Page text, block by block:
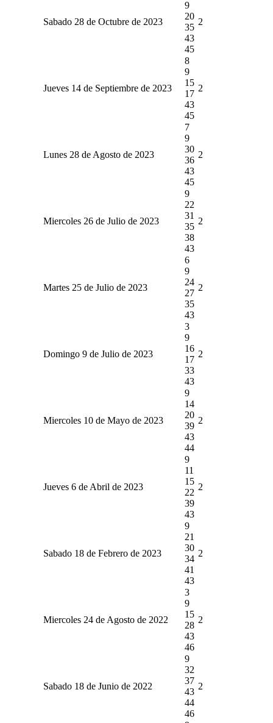
Sabado 28 de Octubre de 2023
9
20
35
43
45
2
Jueves 14 de Septiembre de 2023
8
9
15
17
43
45
2
Lunes 28 de Agosto de 2023
7
9
30
36
43
45
2
Miercoles 26 de Julio de 2023
9
22
31
35
38
43
2
Martes 25 de Julio de 2023
6
9
24
27
35
43
2
Domingo 9 de Julio de 2023
3
9
16
17
33
43
2
Miercoles 10 de Mayo de 2023
9
14
20
39
43
44
2
Jueves 6 de Abril de 2023
9
11
15
22
39
43
2
Sabado 18 de Febrero de 2023
9
21
30
34
41
43
2
Miercoles 24 de Agosto de 2022
3
9
15
28
43
46
2
Sabado 18 de Junio de 2022
9
32
37
43
44
46
2